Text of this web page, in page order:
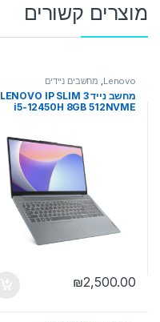
מוצרים קשורים
Lenovo
, מחשבים ניידים
מחשב נייד LENOVO IP SLIM 3
i5-12450H 8GB 512NVME
₪2,500.00